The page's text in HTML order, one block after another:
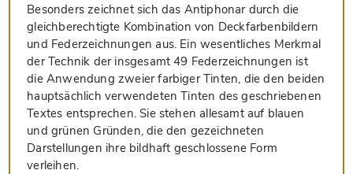
Besonders zeichnet sich das Antiphonar durch die
gleichberechtigte Kombination von Deckfarbenbildern
und Federzeichnungen aus. Ein wesentliches Merkmal
der Technik der insgesamt 49 Federzeichnungen ist
die Anwendung zweier farbiger Tinten, die den beiden
hauptsächlich verwendeten Tinten des geschriebenen
Textes entsprechen. Sie stehen allesamt auf blauen
und grünen Gründen, die den gezeichneten
Darstellungen ihre bildhaft geschlossene Form
verleihen.